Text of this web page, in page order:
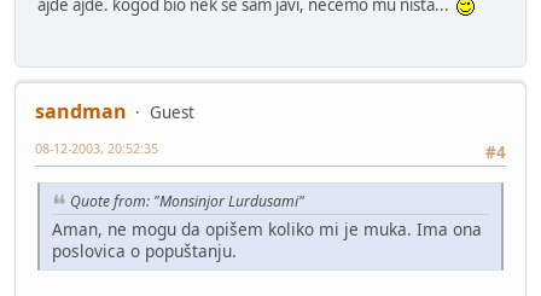
ajde ajde. kogod bio nek se sam javi, necemo mu nista...
sandman
Guest
#4
08-12-2003, 20:52:35
Quote from: "Monsinjor Lurdusami"
Aman, ne mogu da opišem koliko mi je muka. Ima ona
poslovica o popuštanju.